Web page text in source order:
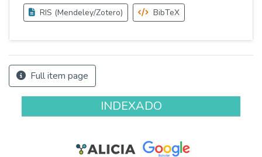
RIS (Mendeley/Zotero)
BibTeX
Full item page
INDEXADO